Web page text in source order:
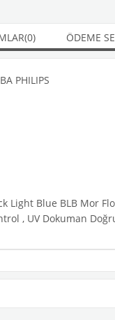
(0) ÖDEME
PHILIPS
Light Blue BLB Mor
, UV Dokuman